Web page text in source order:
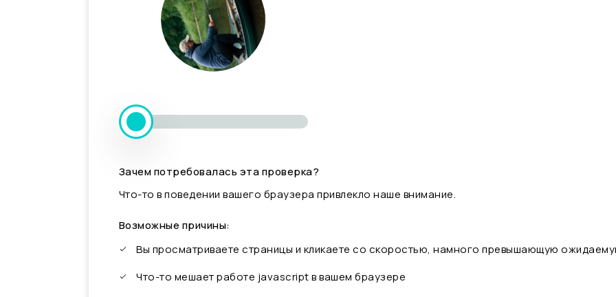
Зачем потребовалась эта проверка?
Что-то в поведении вашего браузера привлекло наше внимание.
Возможные причины:
Вы просматриваете страницы и кликаете со скоростью, намного превышающую
Что-то мешает работе javascript в вашем браузере